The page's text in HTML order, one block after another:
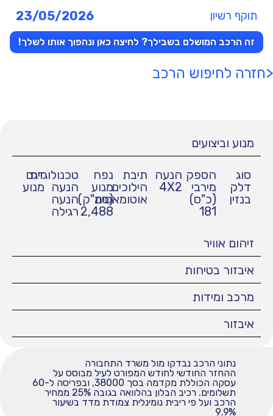
תוקף רשיון 23/05/2026
זה הרכב המושלם בשבילך? לחיצה כאן ונהפוך אותו לשלך!
<חזרה לחיפוש הרכב
מנוע וביצועים
סוג
דלק
בנזין
הספק
מירבי
(כ"ס)
181
הנעה
4X2
תיבת
הילוכים
אוטומאטית
נפח
מנוע
(סמ"ק)
2,488
טכנולוגיית
הנעה
הנעה
רגילה
דגם
מנוע
זיהום אוויר
איבזור בטיחות
מרכב ומידות
איבזור
נתוני הרכב נבדקו מול משרד התחבורה
ההחזר החודשי לחודש המפורט לעיל מבוסס על
עסקה הכוללת מקדמה בסך 38000, ובפריסה ל-60
תשלומים. רכיב הבלון בהלוואה בגובה 25% ממחיר
הרכב ועל פי ריבית נומינלית צמודת מדד בשיעור
9.9%